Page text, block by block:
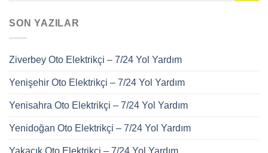
SON YAZILAR
Ziverbey Oto Elektrikçi – 7/24 Yol Yardım
Yenişehir Oto Elektrikçi – 7/24 Yol Yardım
Yenisahra Oto Elektrikçi – 7/24 Yol Yardım
Yenidoğan Oto Elektrikçi – 7/24 Yol Yardım
Yakacık Oto Elektrikçi – 7/24 Yol Yardım